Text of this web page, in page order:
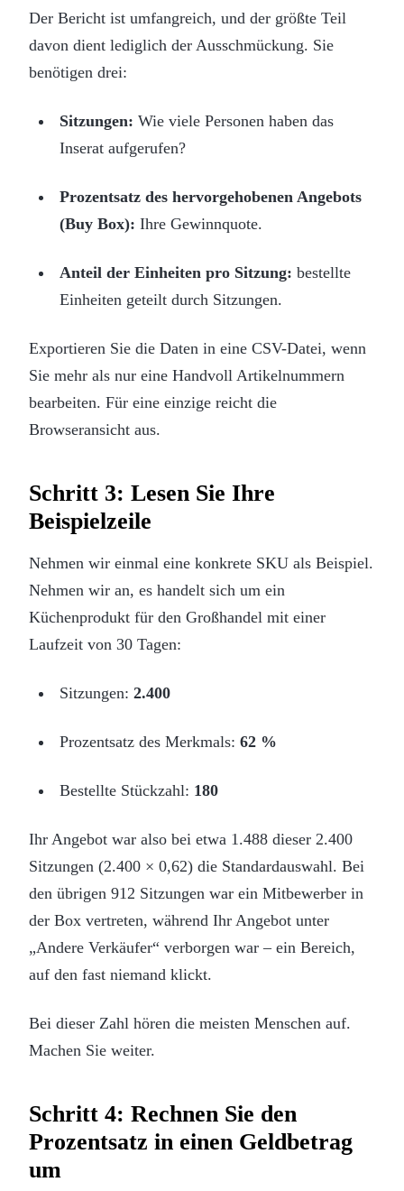
Der Bericht ist umfangreich, und der größte Teil
davon dient lediglich der Ausschmückung. Sie
benötigen drei:
Sitzungen: Wie viele Personen haben das
Inserat aufgerufen?
Prozentsatz des hervorgehobenen Angebots
(Buy Box): Ihre Gewinnquote.
Anteil der Einheiten pro Sitzung: bestellte
Einheiten geteilt durch Sitzungen.
Exportieren Sie die Daten in eine CSV-Datei, wenn
Sie mehr als nur eine Handvoll Artikelnummern
bearbeiten. Für eine einzige reicht die
Browseransicht aus.
Schritt 3: Lesen Sie Ihre
Beispielzeile
Nehmen wir einmal eine konkrete SKU als Beispiel.
Nehmen wir an, es handelt sich um ein
Küchenprodukt für den Großhandel mit einer
Laufzeit von 30 Tagen:
Sitzungen: 2.400
Prozentsatz des Merkmals: 62 %
Bestellte Stückzahl: 180
Ihr Angebot war also bei etwa 1.488 dieser 2.400
Sitzungen (2.400 × 0,62) die Standardauswahl. Bei
den übrigen 912 Sitzungen war ein Mitbewerber in
der Box vertreten, während Ihr Angebot unter
„Andere Verkäufer“ verborgen war – ein Bereich,
auf den fast niemand klickt.
Bei dieser Zahl hören die meisten Menschen auf.
Machen Sie weiter.
Schritt 4: Rechnen Sie den
Prozentsatz in einen Geldbetrag
um